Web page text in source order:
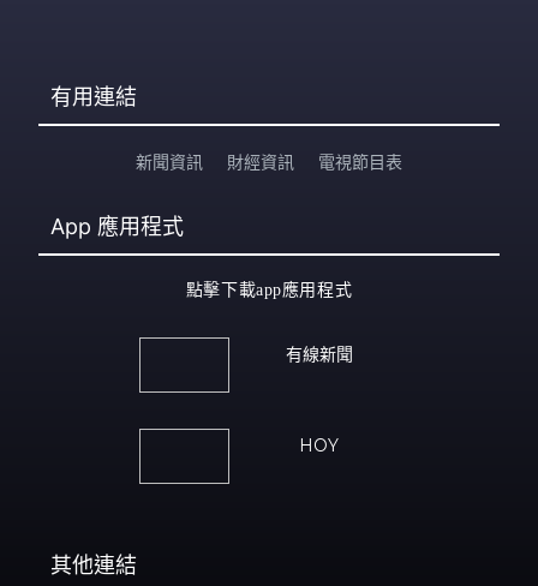
有用連結
新聞資訊 財經資訊 電視節目表
App 應用程式
點擊下載app應用程式
有線新聞
HOY
其他連結